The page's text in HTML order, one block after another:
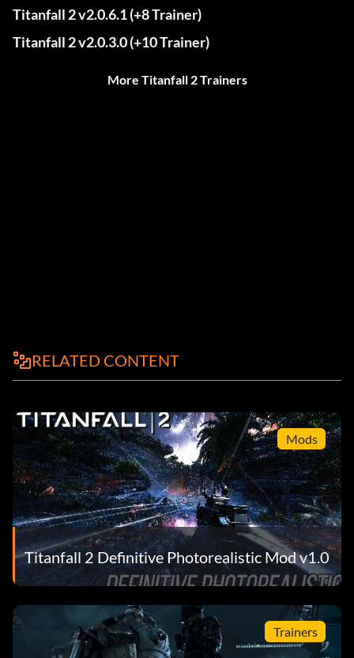
Titanfall 2 v2.0.6.1 (+8 Trainer)
Titanfall 2 v2.0.3.0 (+10 Trainer)
More Titanfall 2 Trainers
RELATED CONTENT
Mods
Titanfall 2 Definitive Photorealistic Mod v1.0
Trainers